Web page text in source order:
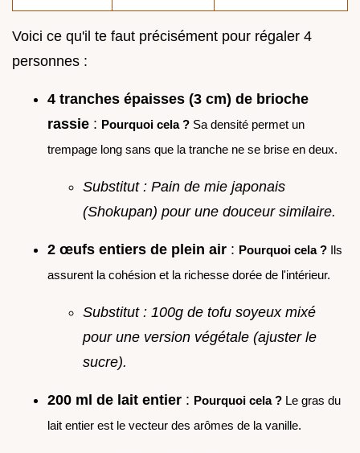
Voici ce qu'il te faut précisément pour régaler 4
personnes :
4 tranches épaisses (3 cm) de brioche
rassie : Pourquoi cela ? Sa densité permet un
trempage long sans que la tranche ne se brise en deux.
Substitut : Pain de mie japonais
(Shokupan) pour une douceur similaire.
2 œufs entiers de plein air : Pourquoi cela ? Ils
assurent la cohésion et la richesse dorée de l'intérieur.
Substitut : 100g de tofu soyeux mixé
pour une version végétale (ajuster le
sucre).
200 ml de lait entier : Pourquoi cela ? Le gras du
lait entier est le vecteur des arômes de la vanille.